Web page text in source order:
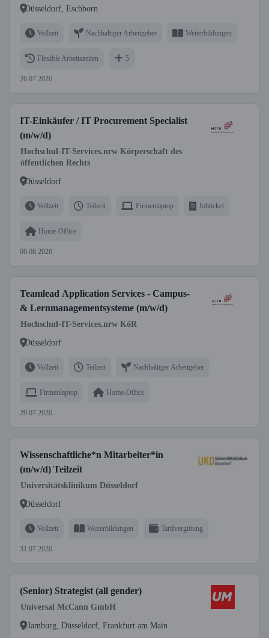
Düsseldorf, Eschborn
Vollzeit Nachhaltiger Arbeitgeber Weiterbildungen
Flexible Arbeitszeiten 5
26.07.2026
IT-Einkäufer / IT Procurement Specialist
(m/w/d)
Hochschul-IT-Services.nrw Körperschaft des
öffentlichen Rechts
Düsseldorf
Vollzeit Teilzeit Firmenlaptop Jobticket
Home-Office
06.08.2026
Teamlead Application Services - Campus-
& Lernmanagementsysteme (m/w/d)
Hochschul-IT-Services.nrw KöR
Düsseldorf
Vollzeit Teilzeit Nachhaltiger Arbeitgeber
Firmenlaptop Home-Office
29.07.2026
Wissenschaftliche*n Mitarbeiter*in
(m/w/d) Teilzeit
Universitätsklinikum Düsseldorf
Düsseldorf
Vollzeit Weiterbildungen Tarifvergütung
31.07.2026
(Senior) Strategist (all gender)
Universal McCann GmbH
Hamburg, Düsseldorf, Frankfurt am Main